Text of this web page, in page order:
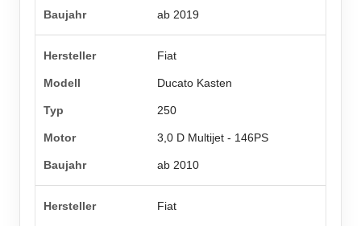
ab 2019
Fiat
Ducato Kasten
250
3,0 D Multijet - 146PS
ab 2010
Fiat